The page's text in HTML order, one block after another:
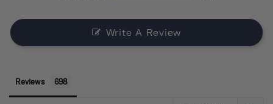
Write A Review
Reviews